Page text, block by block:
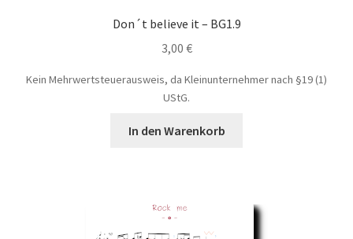
Don´t believe it – BG1.9
3,00 €
Kein Mehrwertsteuerausweis, da Kleinunternehmer nach §19 (1)
UStG.
In den Warenkorb